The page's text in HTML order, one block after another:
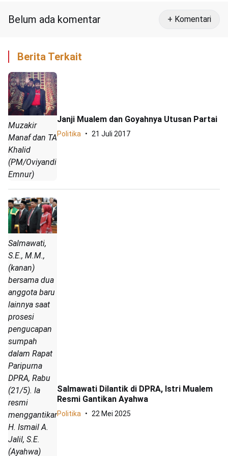
Belum ada komentar + Komentari
Berita Terkait
Muzakir
Manaf dan TA
Khalid
(PM/Oviyandi
Emnur)
Janji Mualem dan Goyahnya Utusan Partai
Politika 21 Juli 2017
Salmawati,
S.E., M.M.,
(kanan)
bersama dua
anggota baru
lainnya saat
prosesi
pengucapan
sumpah
dalam Rapat
Paripurna
DPRA, Rabu
(21/5). Ia
resmi
menggantikan
H. Ismail A.
Jalil, S.E.
(Ayahwa)
Salmawati Dilantik di DPRA, Istri Mualem
Resmi Gantikan Ayahwa
Politika 22 Mei 2025